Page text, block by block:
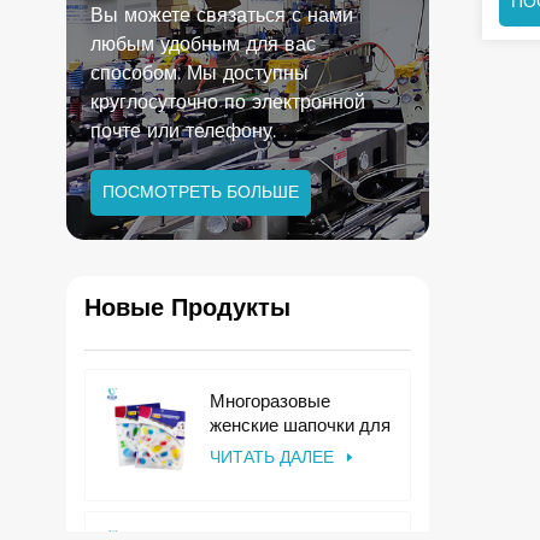
Вы можете связаться с нами
любым удобным для вас
способом. Мы доступны
круглосуточно по электронной
почте или телефону.
ПОСМОТРЕТЬ БОЛЬШЕ
Новые Продукты
Многоразовые
женские шапочки для
душа из ЭВА и
пластика для
ЧИТАТЬ ДАЛЕЕ